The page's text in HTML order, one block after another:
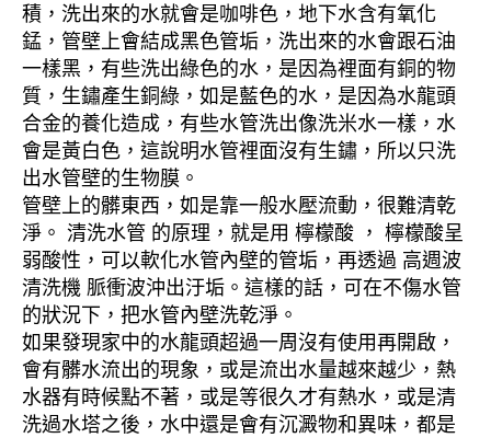
積，洗出來的水就會是咖啡色，地下水含有氧化
錳，管壁上會結成黑色管垢，洗出來的水會跟石油
一樣黑，有些洗出綠色的水，是因為裡面有銅的物
質，生鏽產生銅綠，如是藍色的水，是因為水龍頭
合金的養化造成，有些水管洗出像洗米水一樣，水
會是黃白色，這說明水管裡面沒有生鏽，所以只洗
出水管壁的生物膜。
管壁上的髒東西，如是靠一般水壓流動，很難清乾
淨。 清洗水管 的原理，就是用 檸檬酸 ， 檸檬酸呈
弱酸性，可以軟化水管內壁的管垢，再透過 高週波
清洗機 脈衝波沖出汙垢。這樣的話，可在不傷水管
的狀況下，把水管內壁洗乾淨。
如果發現家中的水龍頭超過一周沒有使用再開啟，
會有髒水流出的現象，或是流出水量越來越少，熱
水器有時候點不著，或是等很久才有熱水，或是清
洗過水塔之後，水中還是會有沉澱物和異味，都是